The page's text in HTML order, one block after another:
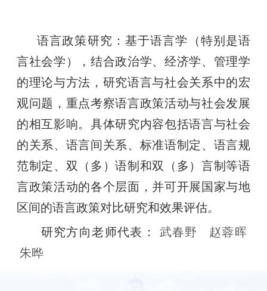
语言政策研究：基于语言学（特别是语
言社会学），结合政治学、经济学、管理学
的理论与方法，研究语言与社会关系中的宏
观问题，重点考察语言政策活动与社会发展
的相互影响。具体研究内容包括语言与社会
的关系、语言间关系、标准语制定、语言规
范制定、双（多）语制和双（多）言制等语
言政策活动的各个层面，并可开展国家与地
区间的语言政策对比研究和效果评估。
研究方向老师代表：
武春野
赵蓉晖
朱晔